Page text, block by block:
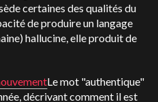
certaines des qualités du
de produire un langage
hallucine, elle produit de
Le mot "authentique"
décrivant comment il est